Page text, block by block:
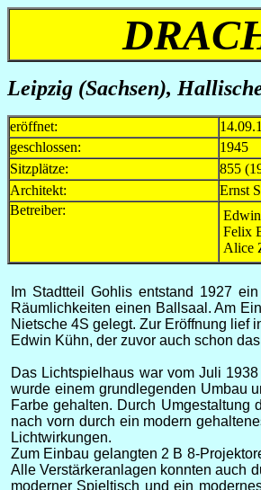
Leipzig (Sachsen),
eröffnet:
geschlossen:
1945
Sitzplätze:
855
Architekt:
Ernst
Betreiber:
Felix
Alice
Im Stadtteil Gohlis entstand 1927
Räumlichkeiten einen Ballsaal. Am
Nietsche 4S gelegt. Zur Eröffnung
Edwin Kühn, der zuvor auch schon
Das Lichtspielhaus war vom Juli
wurde einem grundlegenden Umbau
Farbe gehalten. Durch Umgestaltung
nach vorn durch ein modern
Lichtwirkungen.
Zum Einbau gelangten 2 B 8-
Alle Verstärkeranlagen konnten auch
moderner Spieltisch und ein